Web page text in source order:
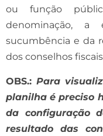
ou função
denominação, a
sucumbência e da
dos conselhos
OBS.: Para
planilha é preciso
da configuração
resultado das